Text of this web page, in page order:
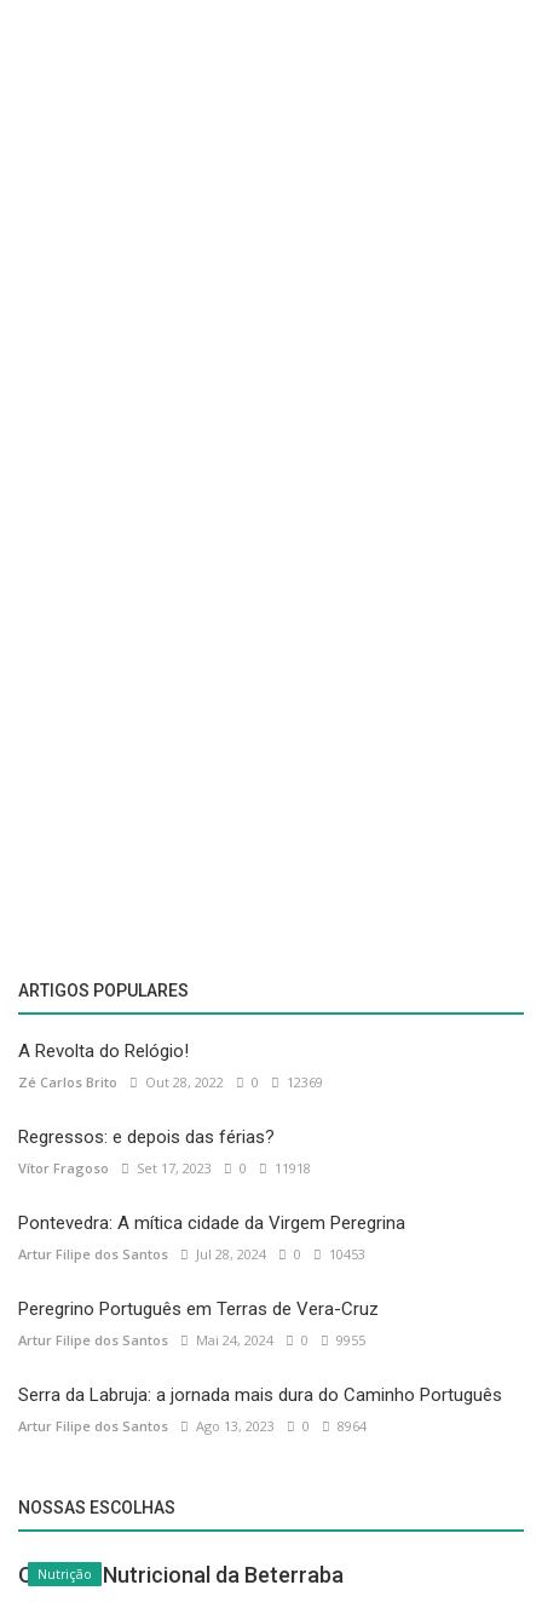
ARTIGOS POPULARES
A Revolta do Relógio!
Zé Carlos Brito Out 28, 2022 0 12369
Regressos: e depois das férias?
Vítor Fragoso Set 17, 2023 0 11918
Pontevedra: A mítica cidade da Virgem Peregrina
Artur Filipe dos Santos Jul 28, 2024 0 10453
Peregrino Português em Terras de Vera-Cruz
Artur Filipe dos Santos Mai 24, 2024 0 9955
Serra da Labruja: a jornada mais dura do Caminho Português
Artur Filipe dos Santos Ago 13, 2023 0 8964
NOSSAS ESCOLHAS
Nutrição